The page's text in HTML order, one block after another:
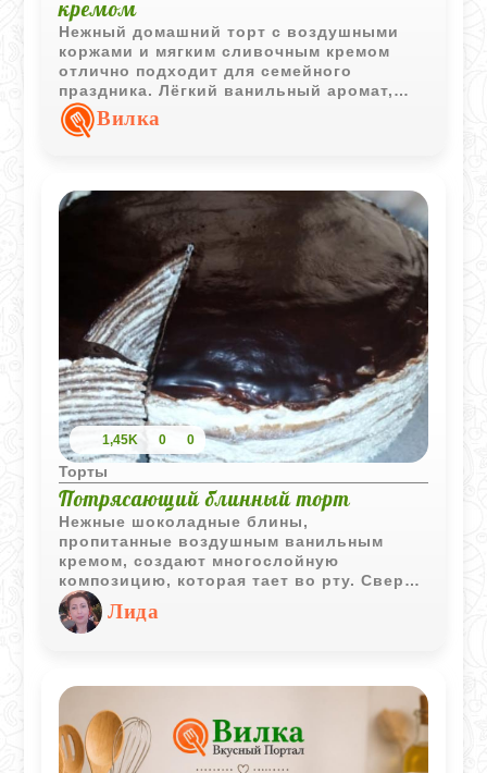
кремом
Нежный домашний торт с воздушными
коржами и мягким сливочным кремом
отлично подходит для семейного
праздника. Лёгкий ванильный аромат,
цукаты и орехи делают десерт нарядным
и особенно уютным.
Вилка
1,45K 0 0
Торты
Потрясающий блинный торт
Нежные шоколадные блины,
пропитанные воздушным ванильным
кремом, создают многослойную
композицию, которая тает во рту. Сверху
торт покрыт блестящим шоколадным
ганашем с лёгким ароматом коньяка,
придающим десерту изысканную глубину.
Лида